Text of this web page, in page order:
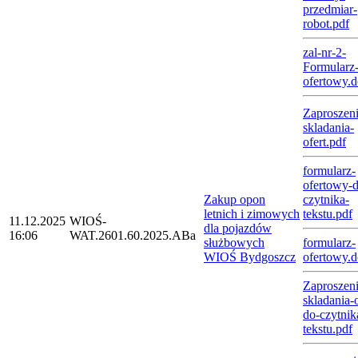
przedmiar-
robot.pdf
zal-nr-2-
Formularz-
11.12.2025
16:06
WIOŚ-
WAT.2601.60.2025.ABa
Zakup opon
letnich i zimowych
dla pojazdów
służbowych
WIOŚ Bydgoszcz
skladania-
ofert.pdf
formularz-
ofertowy-
czytnika-
tekstu.pdf
formularz-
skladania-
do-
tekstu.pdf